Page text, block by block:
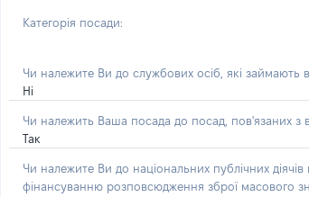
Категорія посади:
Чи належите Ви до службових осіб, які займають
Ні
Чи належить Ваша посада до посад, пов'язаних з
Так
Чи належите Ви до національних публічних
фінансуванню розповсюдження зброї масового